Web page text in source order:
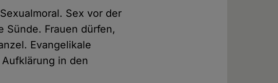
Sex vor der
Sünde. Frauen dürfen,
Evangelikale
in den